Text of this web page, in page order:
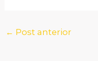
← Post anterior